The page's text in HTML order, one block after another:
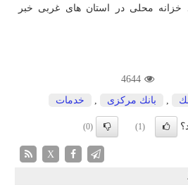
خزانه محلی در استان های غربی خبر
4644
بانك مركزی خدمات
(1)
(0)
X